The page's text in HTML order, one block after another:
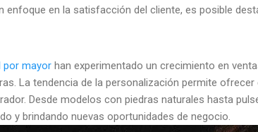
enfoque en la satisfacción del cliente, es posible
por mayor han experimentado un crecimiento en
La tendencia de la personalización permite
Desde modelos con piedras naturales hasta
y brindando nuevas oportunidades de negocio.